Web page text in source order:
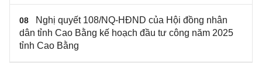
08
Nghị quyết 108/NQ-HĐND của Hội đồng nhân
dân tỉnh Cao Bằng kế hoạch đầu tư công năm 2025
tỉnh Cao Bằng